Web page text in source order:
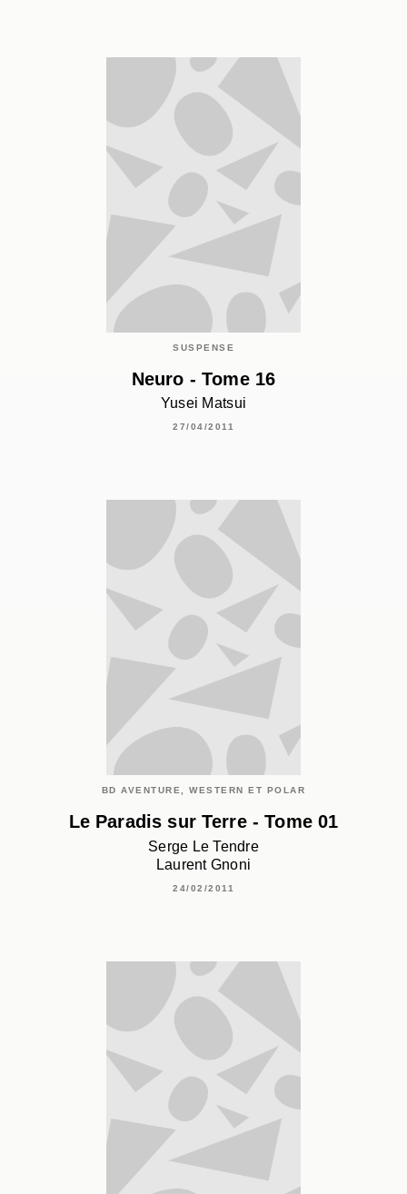
SUSPENSE
Neuro - Tome 16
Yusei Matsui
27/04/2011
BD AVENTURE, WESTERN ET POLAR
Le Paradis sur Terre - Tome 01
Serge Le Tendre
Laurent Gnoni
24/02/2011